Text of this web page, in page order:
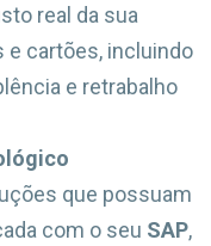
real da sua
e cartões, incluindo
e retrabalho
que possuam
com o seu SAP,